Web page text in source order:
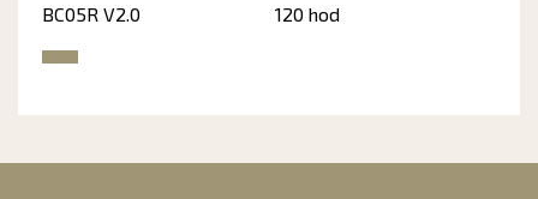
BC05R V2.0 120 hod